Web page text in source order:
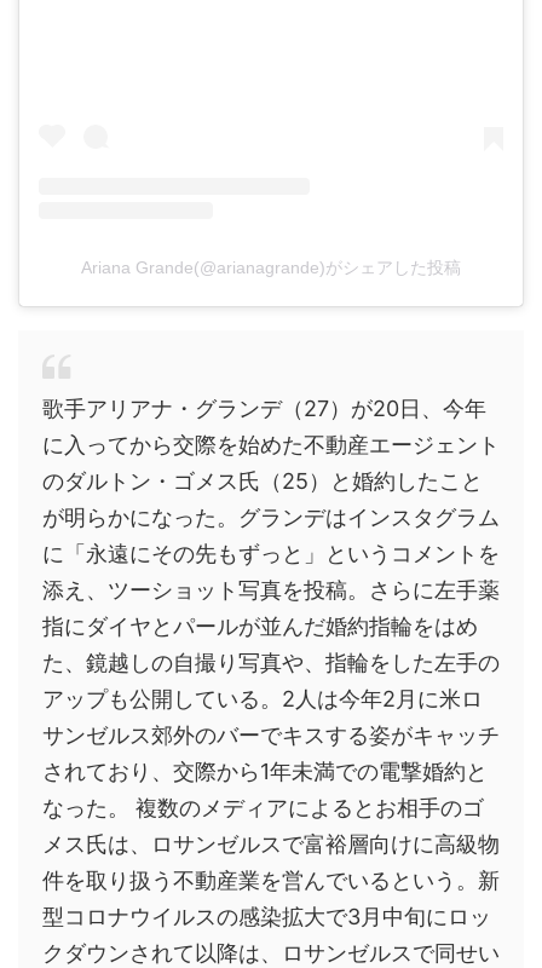
Ariana Grande(@arianagrande)がシェアした投稿
歌手アリアナ・グランデ（27）が20日、今年
に入ってから交際を始めた不動産エージェント
のダルトン・ゴメス氏（25）と婚約したこと
が明らかになった。グランデはインスタグラム
に「永遠にその先もずっと」というコメントを
添え、ツーショット写真を投稿。さらに左手薬
指にダイヤとパールが並んだ婚約指輪をはめ
た、鏡越しの自撮り写真や、指輪をした左手の
アップも公開している。2人は今年2月に米ロ
サンゼルス郊外のバーでキスする姿がキャッチ
されており、交際から1年未満での電撃婚約と
なった。 複数のメディアによるとお相手のゴ
メス氏は、ロサンゼルスで富裕層向けに高級物
件を取り扱う不動産業を営んでいるという。新
型コロナウイルスの感染拡大で3月中旬にロッ
クダウンされて以降は、ロサンゼルスで同せい